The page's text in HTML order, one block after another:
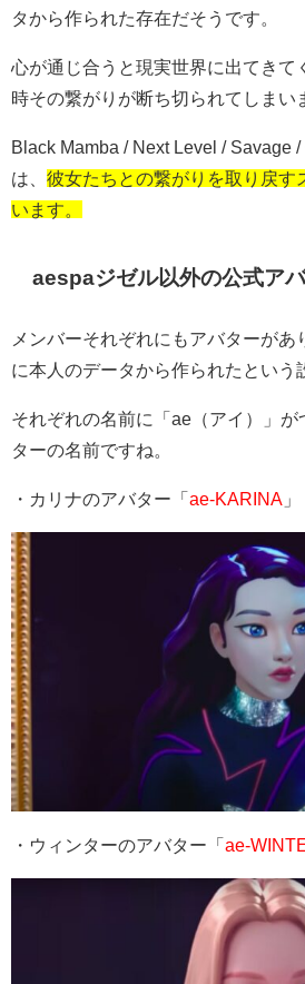
タから作られた存在だそうです。
心が通じ合うと現実世界に出てきて
時その繋がりが断ち切られてしまい
Black Mamba / Next Level / Savage
は、 彼女たちとの繋がりを取り戻す
います。
aespaジゼル以外の公式ア
メンバーそれぞれにもアバターがあ
に本人のデータから作られたという
それぞれの名前に「ae（アイ）」
ターの名前ですね。
・カリナのアバター「 ae-KARINA 」
・ウィンターのアバター「 ae-